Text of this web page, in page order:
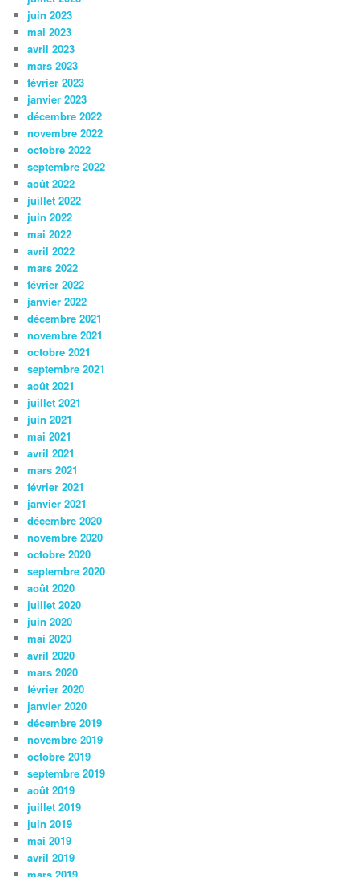
juin 2023
mai 2023
avril 2023
mars 2023
février 2023
janvier 2023
décembre 2022
novembre 2022
octobre 2022
septembre 2022
août 2022
juillet 2022
juin 2022
mai 2022
avril 2022
mars 2022
février 2022
janvier 2022
décembre 2021
novembre 2021
octobre 2021
septembre 2021
août 2021
juillet 2021
juin 2021
mai 2021
avril 2021
mars 2021
février 2021
janvier 2021
décembre 2020
novembre 2020
octobre 2020
septembre 2020
août 2020
juillet 2020
juin 2020
mai 2020
avril 2020
mars 2020
février 2020
janvier 2020
décembre 2019
novembre 2019
octobre 2019
septembre 2019
août 2019
juillet 2019
juin 2019
mai 2019
avril 2019